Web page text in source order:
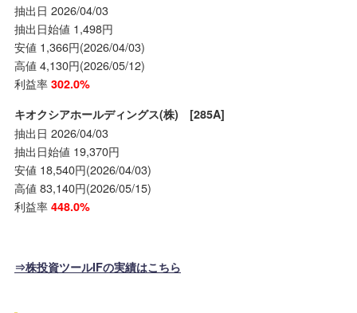
抽出日 2026/04/03
抽出日始値 1,498円
安値 1,366円(2026/04/03)
高値 4,130円(2026/05/12)
利益率 302.0%
キオクシアホールディングス(株) [285A]
抽出日 2026/04/03
抽出日始値 19,370円
安値 18,540円(2026/04/03)
高値 83,140円(2026/05/15)
利益率 448.0%
⇒株投資ツールIFの実績はこちら